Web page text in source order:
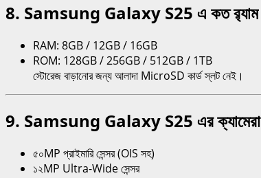
8. Samsung Galaxy S25 এ কত র‍্যাম
RAM: 8GB / 12GB / 16GB
ROM: 128GB / 256GB / 512GB / 1TB
স্টোরেজ বাড়ানোর জন্য আলাদা MicroSD কার্ড স্লট নেই।
9. Samsung Galaxy S25 এর ক্যামেরা
৫০MP প্রাইমারি সেন্সর (OIS সহ)
১২MP Ultra-Wide সেন্সর